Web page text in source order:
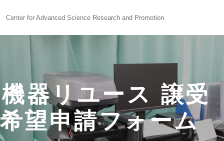
Center for Advanced Science Research and Promotion
センターに ついて
感染制御研究 ユニット
機器リユース 譲受
希望申請フォーム